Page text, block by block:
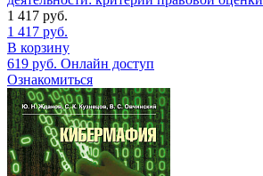
1 417 руб.
1 417 руб.
В корзину
619 руб. Онлайн доступ
Ознакомиться